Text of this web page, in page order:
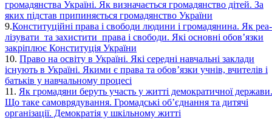
громадянства Україні. Як визначається громадянство дітей. За
яких підстав припиняється громадянство України
9.Конституційні права і свободи людини і громадянина. Як реа-
лізувати та захистити права і свободи. Які основні обов’язки
закріплює Конституція України
10. Право на освіту в Україні. Які середні навчальні заклади
існують в Україні. Якими є права та обов’язки учнів, вчителів і
батьків у навчальному процесі
11. Як громадяни беруть участь у житті демократичної держави.
Що таке самоврядування. Громадські об’єднання та дитячі
організації. Демократія у шкільному житті